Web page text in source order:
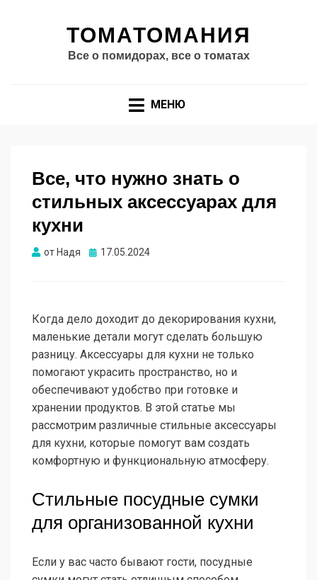
ТОМАТОМАНИЯ
Все о помидорах, все о томатах
МЕНЮ
Все, что нужно знать о
стильных аксессуарах для
кухни
от Надя Опубликовано
17.05.2024
Когда дело доходит до декорирования кухни,
маленькие детали могут сделать большую
разницу. Аксессуары для кухни не только
помогают украсить пространство, но и
обеспечивают удобство при готовке и
хранении продуктов. В этой статье мы
рассмотрим различные стильные аксессуары
для кухни, которые помогут вам создать
комфортную и функциональную атмосферу.
Стильные посудные сумки
для организованной кухни
Если у вас часто бывают гости, посудные